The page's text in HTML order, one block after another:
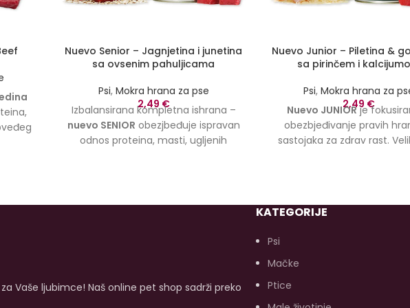
za
Nuevo Senior – Jagnjetina i junetina
sa ovsenim pahuljicama
Psi, Mokra hrana za pse
2,49 €
Izbalansirana kompletna ishrana –
nuevo SENIOR obezjbeđuje ispravan
odnos proteina, masti, ugljenih
Nuevo Junior – Piletina &
sa pirinčem i
Psi, Mokra hrana za
2,49 €
Nuevo JUNIORje
obezbjeđivanje pravih
sastojaka za zdrav rast.
ishrana sa pravilnim
pokretljivost vašeg psa.
konzervansa od početka!
Vaše ljubimce! Naš online pet shop sadrži preko
KATEGORIJE
Psi
Mačke
Ptice